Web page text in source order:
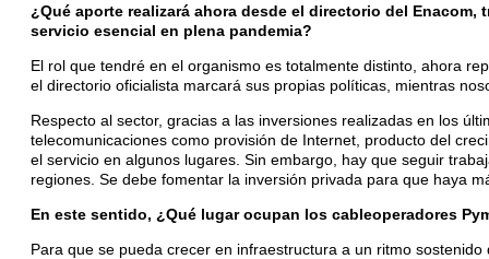
¿Qué aporte realizará ahora desde el directorio del
servicio esencial en plena pandemia?
El rol que tendré en el organismo es totalmente distinto, ahora
el directorio oficialista marcará sus propias políticas, mientras
Respecto al sector, gracias a las inversiones realizadas en los
telecomunicaciones como provisión de Internet, producto del
el servicio en algunos lugares. Sin embargo, hay que seguir
regiones. Se debe fomentar la inversión privada para que haya
En este sentido, ¿Qué lugar ocupan los cableoperadores
Para que se pueda crecer en infraestructura a un ritmo